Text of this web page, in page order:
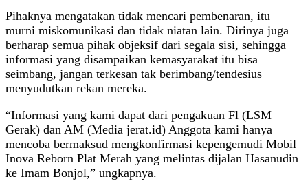
Pihaknya mengatakan tidak mencari pembenaran, itu
murni miskomunikasi dan tidak niatan lain. Dirinya juga
berharap semua pihak objeksif dari segala sisi, sehingga
informasi yang disampaikan kemasyarakat itu bisa
seimbang, jangan terkesan tak berimbang/tendesius
menyudutkan rekan mereka.
“Informasi yang kami dapat dari pengakuan Fl (LSM
Gerak) dan AM (Media jerat.id) Anggota kami hanya
mencoba bermaksud mengkonfirmasi kepengemudi Mobil
Inova Reborn Plat Merah yang melintas dijalan Hasanudin
ke Imam Bonjol,” ungkapnya.